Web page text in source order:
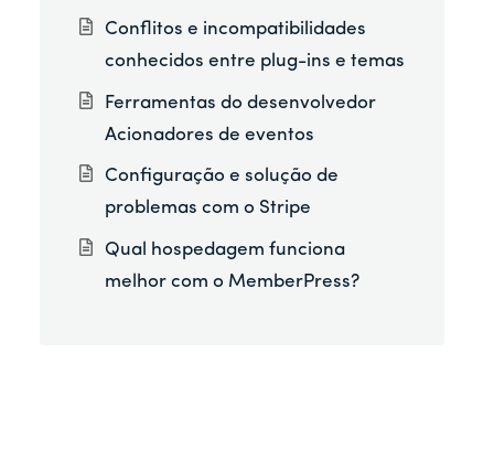
Conflitos e incompatibilidades
conhecidos entre plug-ins e temas
Ferramentas do desenvolvedor
Acionadores de eventos
Configuração e solução de
problemas com o Stripe
Qual hospedagem funciona
melhor com o MemberPress?